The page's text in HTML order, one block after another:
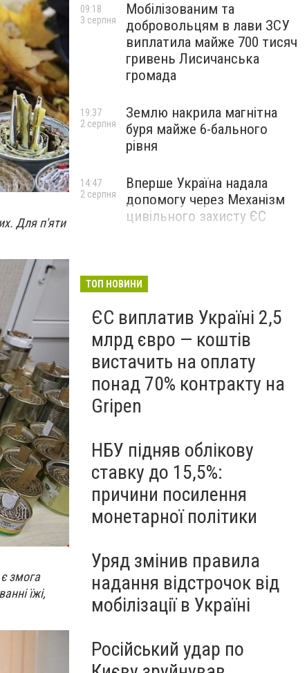
Для п'яти
змога
їжі,
Мобілізованим та
добровольцям в лави ЗСУ
виплатила майже 700 тисяч
гривень Лисичанська
громада
09:18
3 серпня
Землю накрила магнітна
буря майже 6-бального
рівня
19:37
2 серпня
Вперше Україна надала
допомогу через Механізм
цивільного захисту ЄС
14:47
2 серпня
ТОП НОВИНИ
ЄС виплатив Україні 2,5
млрд євро — коштів
вистачить на оплату
понад 70% контракту на
Gripen
НБУ підняв облікову
ставку до 15,5%:
причини посилення
монетарної політики
Уряд змінив правила
надання відстрочок від
мобілізації в Україні
Російський удар по